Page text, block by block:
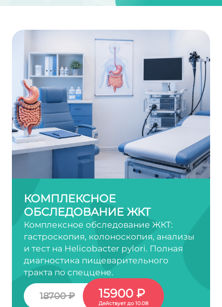
КОМПЛЕКСНОЕ
ОБСЛЕДОВАНИЕ ЖКТ
Комплексное обследование ЖКТ:
гастроскопия, колоноскопия, анализы
и тест на Helicobacter pylori. Полная
диагностика пищеварительного
тракта по спеццене.
18700 ₽ 15900 ₽
Действует до 10.08